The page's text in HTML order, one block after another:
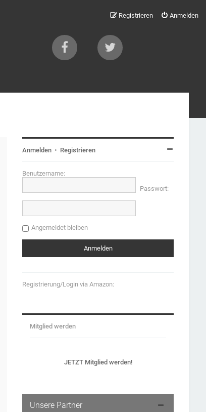
Anmelden
Registrieren
Anmelden • Registrieren
Benutzername:
Passwort:
Angemeldet bleiben
Registrierung/Login via Amazon:
Mitglied werden
JETZT Mitglied werden!
Unsere Partner